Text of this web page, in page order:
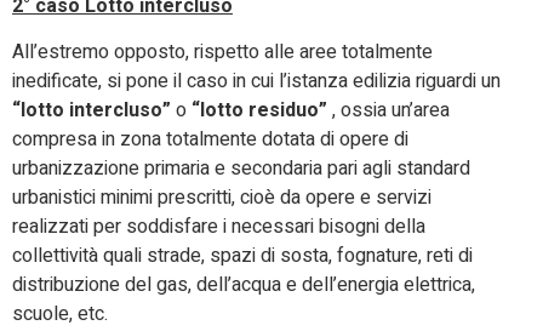
2° caso Lotto intercluso
All’estremo opposto, rispetto alle aree totalmente
inedificate, si pone il caso in cui l’istanza edilizia riguardi un
“lotto intercluso” o “lotto residuo” , ossia un’area
compresa in zona totalmente dotata di opere di
urbanizzazione primaria e secondaria pari agli standard
urbanistici minimi prescritti, cioè da opere e servizi
realizzati per soddisfare i necessari bisogni della
collettività quali strade, spazi di sosta, fognature, reti di
distribuzione del gas, dell’acqua e dell’energia elettrica,
scuole, etc.